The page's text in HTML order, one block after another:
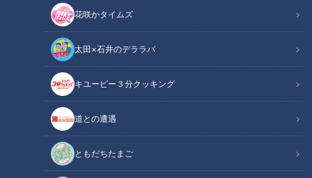
花咲かタイムズ
太田×石井のデララバ
キユーピー３分クッキング
道との遭遇
ともだちたまご
花咲かタイムズ
うなずキング
東海地方の“見た目のインパクトが抜群のグルメ”を番組が独自
に調査し厳選！驚くこと間違いなしのインパクトめしを紹介し